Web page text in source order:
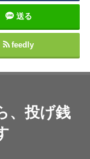
送る
feedly
、投げ銭